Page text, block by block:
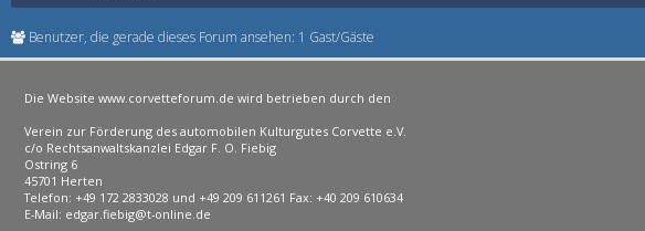
Benutzer, die gerade dieses Forum ansehen: 1 Gast/Gäste
Die Website www.corvetteforum.de wird betrieben durch den
Verein zur Förderung des automobilen Kulturgutes Corvette e.V.
c/o Rechtsanwaltskanzlei Edgar F. O. Fiebig
Ostring 6
45701 Herten
Telefon: +49 172 2833028 und +49 209 611261 Fax: +40 209 610634
E-Mail: edgar.fiebig@t-online.de